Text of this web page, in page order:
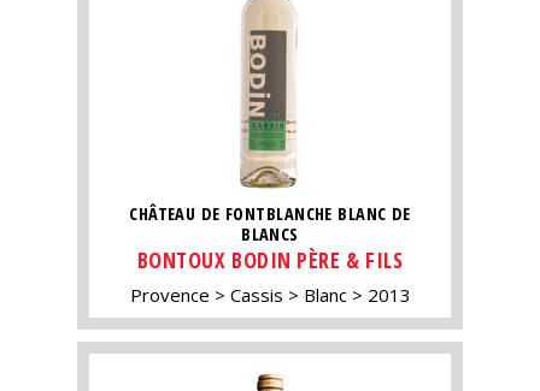
CHÂTEAU DE FONTBLANCHE BLANC DE
BLANCS
BONTOUX BODIN PÈRE & FILS
Provence Cassis Blanc 2013